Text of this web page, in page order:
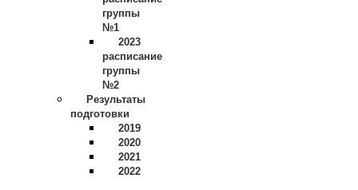
группы
№1
2023
расписание
группы
№2
Результаты
подготовки
2019
2020
2021
2022